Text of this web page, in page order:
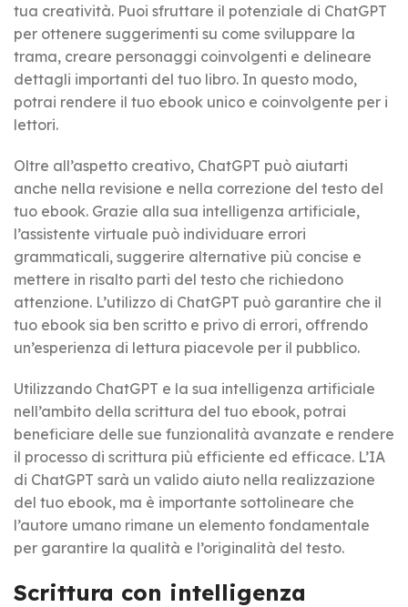
tua creatività. Puoi sfruttare il potenziale di ChatGPT
per ottenere suggerimenti su come sviluppare la
trama, creare personaggi coinvolgenti e delineare
dettagli importanti del tuo libro. In questo modo,
potrai rendere il tuo ebook unico e coinvolgente per i
lettori.
Oltre all’aspetto creativo, ChatGPT può aiutarti
anche nella revisione e nella correzione del testo del
tuo ebook. Grazie alla sua intelligenza artificiale,
l’assistente virtuale può individuare errori
grammaticali, suggerire alternative più concise e
mettere in risalto parti del testo che richiedono
attenzione. L’utilizzo di ChatGPT può garantire che il
tuo ebook sia ben scritto e privo di errori, offrendo
un’esperienza di lettura piacevole per il pubblico.
Utilizzando ChatGPT e la sua intelligenza artificiale
nell’ambito della scrittura del tuo ebook, potrai
beneficiare delle sue funzionalità avanzate e rendere
il processo di scrittura più efficiente ed efficace. L’IA
di ChatGPT sarà un valido aiuto nella realizzazione
del tuo ebook, ma è importante sottolineare che
l’autore umano rimane un elemento fondamentale
per garantire la qualità e l’originalità del testo.
Scrittura con intelligenza